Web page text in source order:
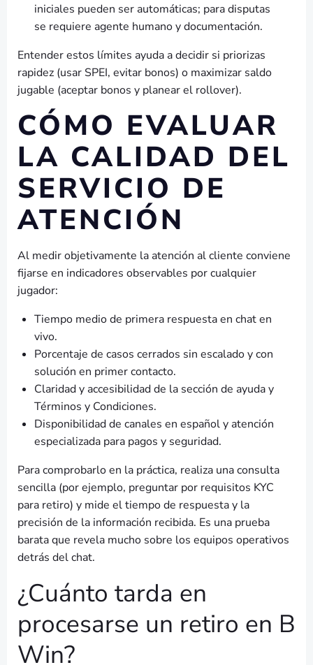
iniciales pueden ser automáticas; para disputas
se requiere agente humano y documentación.
Entender estos límites ayuda a decidir si priorizas
rapidez (usar SPEI, evitar bonos) o maximizar saldo
jugable (aceptar bonos y planear el rollover).
CÓMO EVALUAR
LA CALIDAD DEL
SERVICIO DE
ATENCIÓN
Al medir objetivamente la atención al cliente conviene
fijarse en indicadores observables por cualquier
jugador:
Tiempo medio de primera respuesta en chat en
vivo.
Porcentaje de casos cerrados sin escalado y con
solución en primer contacto.
Claridad y accesibilidad de la sección de ayuda y
Términos y Condiciones.
Disponibilidad de canales en español y atención
especializada para pagos y seguridad.
Para comprobarlo en la práctica, realiza una consulta
sencilla (por ejemplo, preguntar por requisitos KYC
para retiro) y mide el tiempo de respuesta y la
precisión de la información recibida. Es una prueba
barata que revela mucho sobre los equipos operativos
detrás del chat.
¿Cuánto tarda en
procesarse un retiro en B
Win?